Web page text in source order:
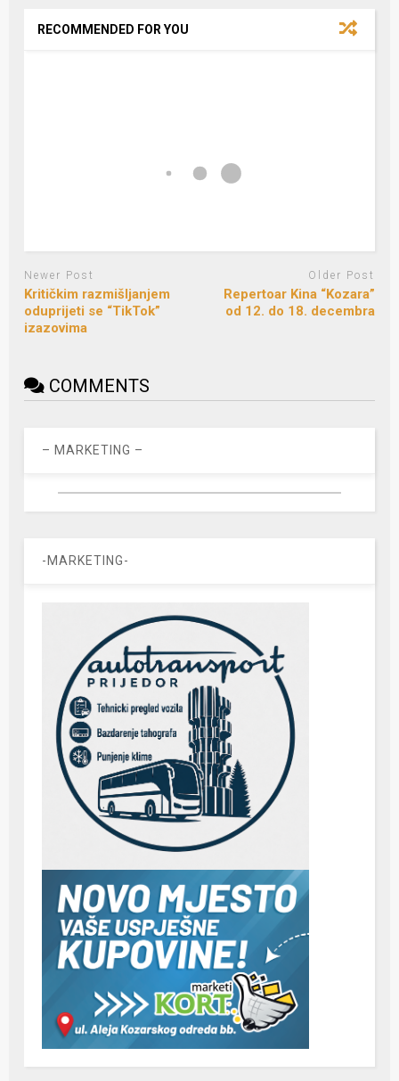
RECOMMENDED FOR YOU
Newer Post
Kritičkim razmišljanjem
oduprijeti se “TikTok”
izazovima
Older Post
Repertoar Kina “Kozara”
od 12. do 18. decembra
COMMENTS
– MARKETING –
-MARKETING-